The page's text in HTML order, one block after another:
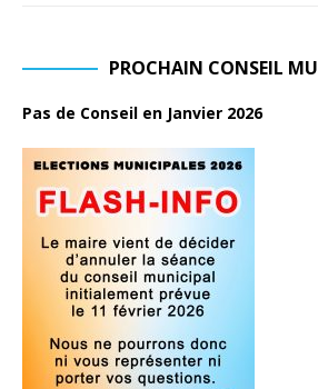
PROCHAIN CONSEIL
Pas de Conseil en Janvier 2026